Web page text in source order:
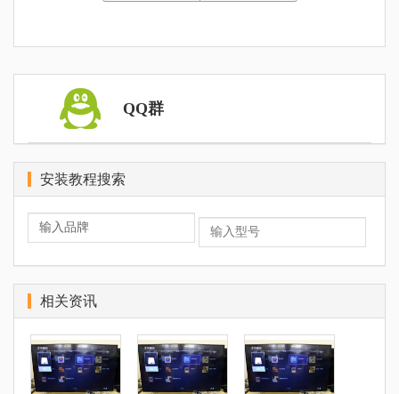
QQ群
安装教程搜索
相关资讯